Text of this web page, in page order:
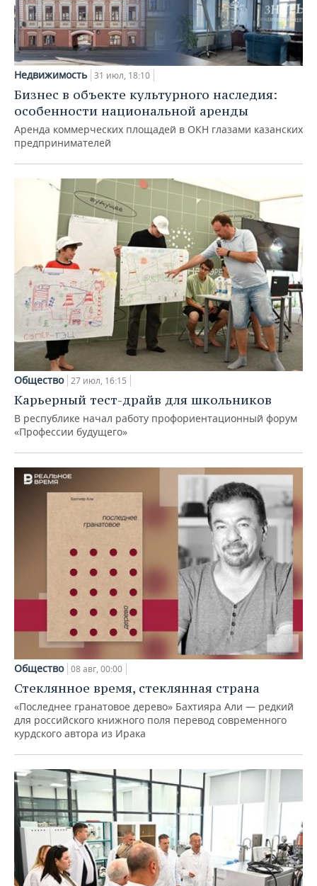
Недвижимость 31 июл, 18:10
Бизнес в объекте культурного наследия:
особенности национальной аренды
Аренда коммерческих площадей в ОКН глазами казанских
предпринимателей
Общество 27 июл, 16:15
Карьерный тест-драйв для школьников
В республике начал работу профориентационный форум
«Профессии будущего»
Общество 08 авг, 00:00
Стеклянное время, стеклянная страна
«Последнее гранатовое дерево» Бахтияра Али — редкий
для российского книжного поля перевод современного
курдского автора из Ирака